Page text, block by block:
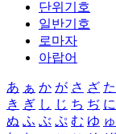
단위기호
일반기호
로마자
아랍어
あ ぁ か が さ ざ た
き ぎ し じ ち ぢ に
ぬ ふ ぶ ぷ む ゆ ゅ